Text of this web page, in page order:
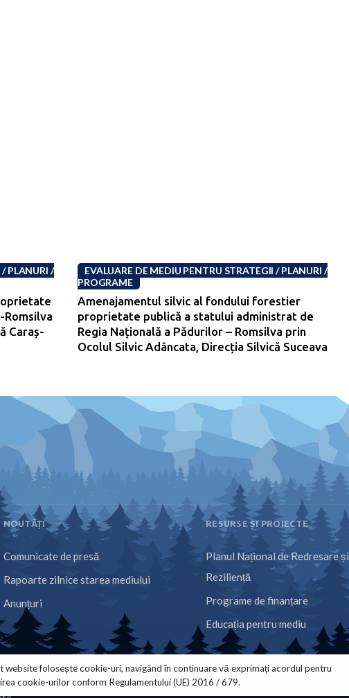
/ PLANURI /
Romsilva
Caraș-
EVALUARE DE MEDIU PENTRU STRATEGII / PLANURI /
PROGRAME
Amenajamentul silvic al fondului forestier
proprietate publică a statului administrat de
Regia Națională a Pădurilor – Romsilva prin
Ocolul Silvic Adâncata, Direcția Silvică Suceava
NOUTĂȚI
Comunicate de presă
Rapoarte zilnice starea mediului
Anunțuri
RESURSE ȘI PROIECTE
Planul Național de Redresare și
Reziliență
Programe de finanțare
Educația pentru mediu
website folosește cookie-uri, navigând în continuare vă exprimați acordul pentru
cookie-urilor conform Regulamentului (UE) 2016 / 679.